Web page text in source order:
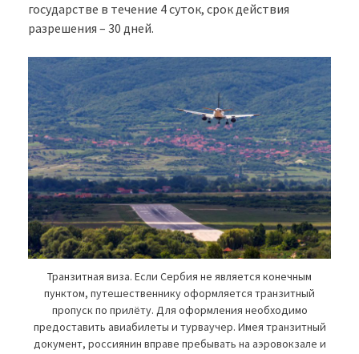
государстве в течение 4 суток, срок действия
разрешения – 30 дней.
Транзитная виза. Если Сербия не является конечным
пунктом, путешественнику оформляется транзитный
пропуск по прилёту. Для оформления необходимо
предоставить авиабилеты и турваучер. Имея транзитный
документ, россиянин вправе пребывать на аэровокзале и